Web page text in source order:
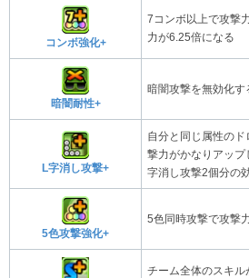
コンボ強化+
7コンボ以上で攻撃
力が6.25倍になる
暗闇耐性+
暗闇攻撃を無効化す
L字消し攻撃+
自分と同じ属性の
撃力がかなりアップ
字消し攻撃2個分の
5色攻撃強化+
5色同時攻撃で攻撃
チーム全体のスキ